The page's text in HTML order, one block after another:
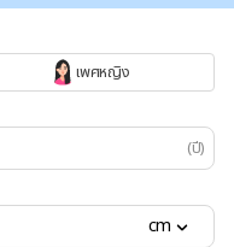
เพศหญิง
(ปี)
cm